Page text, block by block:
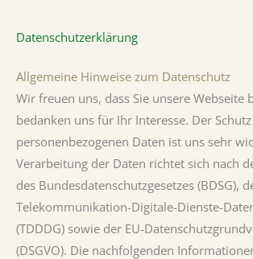
Datenschutzerklärung
Allgemeine Hinweise zum Datenschutz
Wir freuen uns, dass Sie unsere Webseite
bedanken uns für Ihr Interesse. Der
personenbezogenen Daten ist uns sehr
Verarbeitung der Daten richtet sich nach
des Bundesdatenschutzgesetzes (BDSG),
Telekommunikation-Digitale-Dienste-
(TDDDG) sowie der EU-
(DSGVO). Die nachfolgenden